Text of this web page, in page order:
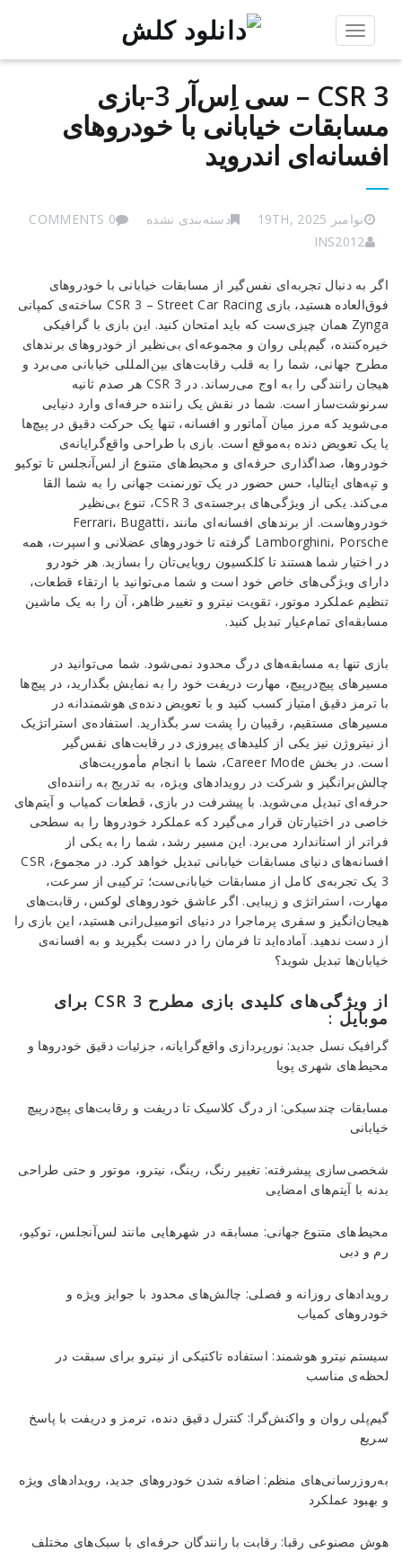
Toggle
CSR 3 – سی‌ اِس‌آر 3-بازی
مسابقات خیابانی با خودروهای
افسانه‌ای اندروید
نوامبر 19TH, 2025 دسته‌بندی نشده
0 COMMENTS
INS2012
CSR
3
–
سی‌
اِس‌آر
بازی
مسابقات
خیابانی
با
خودروهای
افسانه‌ای
اندروید
Reviewed
by
Ins2012
19
Rating:
اگر به دنبال تجربه‌ای نفس‌گیر از مسابقات خیابانی با خودروهای
فوق‌العاده هستید، بازی CSR 3 – Street Car Racing ساخته‌ی کمپانی
Zynga همان چیزی‌ست که باید امتحان کنید. این بازی با گرافیکی
خیره‌کننده، گیم‌پلی روان و مجموعه‌ای بی‌نظیر از خودروهای برندهای
مطرح جهانی، شما را به قلب رقابت‌های بین‌المللی خیابانی می‌برد و
هیجان رانندگی را به اوج می‌رساند. در CSR 3 هر صدم ثانیه
سرنوشت‌ساز است. شما در نقش یک راننده حرفه‌ای وارد دنیایی
می‌شوید که مرز میان آماتور و افسانه، تنها یک حرکت دقیق در پیچ‌ها
یا یک تعویض دنده به‌موقع است. بازی با طراحی واقع‌گرایانه‌ی
خودروها، صداگذاری حرفه‌ای و محیط‌های متنوع از لس‌آنجلس تا توکیو
و تپه‌های ایتالیا، حس حضور در یک تورنمنت جهانی را به شما القا
می‌کند. یکی از ویژگی‌های برجسته‌ی CSR 3، تنوع بی‌نظیر
خودروهاست. از برندهای افسانه‌ای مانند Ferrari، Bugatti،
Lamborghini، Porsche گرفته تا خودروهای عضلانی و اسپرت، همه
در اختیار شما هستند تا کلکسیون رویایی‌تان را بسازید. هر خودرو
دارای ویژگی‌های خاص خود است و شما می‌توانید با ارتقاء قطعات،
تنظیم عملکرد موتور، تقویت نیترو و تغییر ظاهر، آن را به یک ماشین
مسابقه‌ای تمام‌عیار تبدیل کنید.
بازی تنها به مسابقه‌های درگ محدود نمی‌شود. شما می‌توانید در
مسیرهای پیچ‌در‌پیچ، مهارت دریفت خود را به نمایش بگذارید، در پیچ‌ها
با ترمز دقیق امتیاز کسب کنید و با تعویض دنده‌ی هوشمندانه در
مسیرهای مستقیم، رقیبان را پشت سر بگذارید. استفاده‌ی استراتژیک
از نیتروژن نیز یکی از کلیدهای پیروزی در رقابت‌های نفس‌گیر
است. در بخش Career Mode، شما با انجام مأموریت‌های
چالش‌برانگیز و شرکت در رویدادهای ویژه، به تدریج به راننده‌ای
حرفه‌ای تبدیل می‌شوید. با پیشرفت در بازی، قطعات کمیاب و آیتم‌های
خاصی در اختیارتان قرار می‌گیرد که عملکرد خودروها را به سطحی
فراتر از استاندارد می‌برد. این مسیر رشد، شما را به یکی از
افسانه‌های دنیای مسابقات خیابانی تبدیل خواهد کرد. در مجموع، CSR
3 یک تجربه‌ی کامل از مسابقات خیابانی‌ست؛ ترکیبی از سرعت،
مهارت، استراتژی و زیبایی. اگر عاشق خودروهای لوکس، رقابت‌های
هیجان‌انگیز و سفری پرماجرا در دنیای اتومبیل‌رانی هستید، این بازی را
از دست ندهید. آماده‌اید تا فرمان را در دست بگیرید و به افسانه‌ی
خیابان‌ها تبدیل شوید؟
از ویژگی‌های کلیدی بازی مطرح CSR 3 برای
موبایل :
گرافیک نسل جدید: نورپردازی واقع‌گرایانه، جزئیات دقیق خودروها و
محیط‌های شهری پویا
مسابقات چندسبکی: از درگ کلاسیک تا دریفت و رقابت‌های پیچ‌در‌پیچ
خیابانی
شخصی‌سازی پیشرفته: تغییر رنگ، رینگ، نیترو، موتور و حتی طراحی
بدنه با آیتم‌های امضایی
محیط‌های متنوع جهانی: مسابقه در شهرهایی مانند لس‌آنجلس، توکیو،
رم و دبی
رویدادهای روزانه و فصلی: چالش‌های محدود با جوایز ویژه و
خودروهای کمیاب
سیستم نیترو هوشمند: استفاده تاکتیکی از نیترو برای سبقت در
لحظه‌ی مناسب
گیم‌پلی روان و واکنش‌گرا: کنترل دقیق دنده، ترمز و دریفت با پاسخ
سریع
به‌روزرسانی‌های منظم: اضافه شدن خودروهای جدید، رویدادهای ویژه
و بهبود عملکرد
هوش مصنوعی رقبا: رقابت با رانندگان حرفه‌ای با سبک‌های مختلف